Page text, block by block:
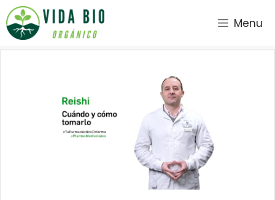
Saltar
al
contenido
Menu